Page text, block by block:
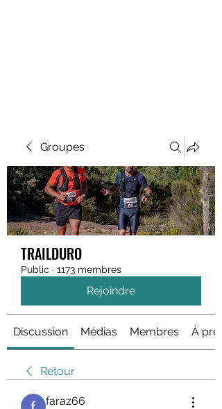
Groupes
TRAILDURO
Public · 1173 membres
Rejoindre
Discussion Médias Membres À
Retour
faraz66